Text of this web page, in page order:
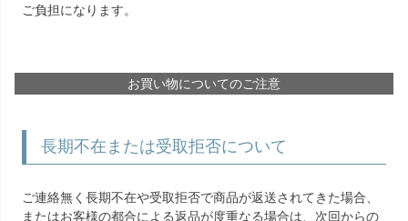
ご負担になります。
お買い物についてのご注意
長期不在または受取拒否について
ご連絡無く長期不在や受取拒否で商品が返送されてきた場合、
またはお客様の都合による返品が度重なる場合は、次回からの